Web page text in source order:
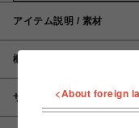
アイテム説明 / 素材
概要
サイズ <About foreign